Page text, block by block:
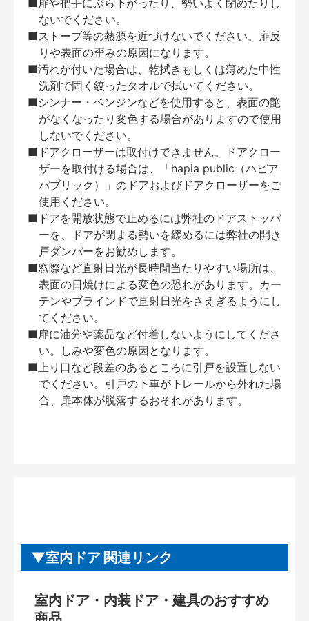
■扉や把手にぶら下がったり、勢いよく閉めたりし
ないでください。
■ストーブ等の熱源を近づけないでください。扉反
りや表面の歪みの原因になります。
■汚れが付いた場合は、乾拭きもしくは薄めた中性
洗剤で固く絞ったタオルで拭いてください。
■シンナー・ベンジンなどを使用すると、表面の艶
がなくなったり変色する場合がありますので使用
しないでください。
■ドアクローザーは取付けできません。ドアクロー
ザーを取付ける場合は、「hapia public（ハピア
パブリック）」のドアおよびドアクローザーをご
使用ください。
■ドアを開放状態で止めるには弊社のドアストッパ
ーを、ドアが閉まる勢いを緩めるには弊社の開き
戸ダンパーをお勧めします。
■窓際など直射日光が長時間当たりやすい場所は、
表面の日焼けによる変色の恐れがあります。カー
テンやブラインドで直射日光をさえぎるようにし
てください。
■扉に油分や薬品など付着しないようにしてくださ
い。しみや変色の原因となります。
■上り口など段差のあるところに引戸を設置しない
でください。引戸の下車が下レールから外れた場
合、扉本体が脱落するおそれがあります。
室内ドア 関連リンク
室内ドア・内装ドア・建具のおすすめ